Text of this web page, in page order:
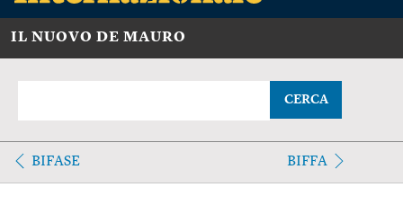
IL NUOVO DE MAURO
CERCA
BIFASE BIFFA